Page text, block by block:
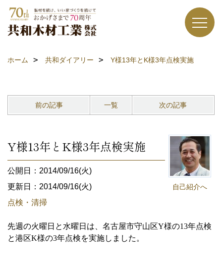
ホーム 共和ダイアリー Y様13年とK様3年点検実施
前の記事 一覧 次の記事
自己紹介へ
Y様13年とK様3年点検実施
公開日：2014/09/16(火)
更新日：2014/09/16(火)
点検・清掃
先週の火曜日と水曜日は、名古屋市守山区Y様の13年点検
と港区K様の3年点検を実施しました。